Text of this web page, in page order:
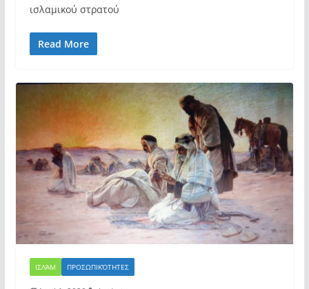
ισλαμικού στρατού
Read More
ΙΣΛΆΜ ΠΡΟΣΩΠΙΚΌΤΗΤΕΣ